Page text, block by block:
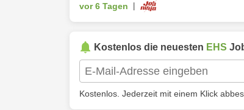
vor 6 Tagen
Kostenlos die neuesten EHS
Kostenlos. Jederzeit mit einem Klick